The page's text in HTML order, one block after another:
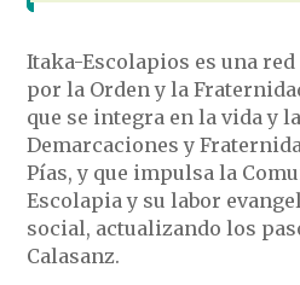
Itaka-Escolapios es una
por la Orden y la
que se integra en la vida y
Demarcaciones y
Pías, y que impulsa la
Escolapia y su labor
social, actualizando los
Calasanz.